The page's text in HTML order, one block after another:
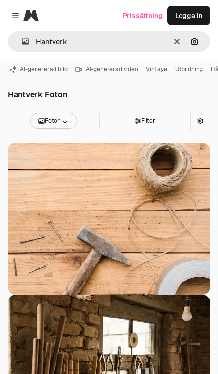
Close menu
Magnific
RensaSök
Prissättning Logga in
AI-genererad bild AI-genererad video Vintage Utbildning
Hantverk Foton
Foton Filter